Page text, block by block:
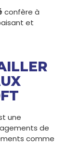
confère à
et
une
de
comme